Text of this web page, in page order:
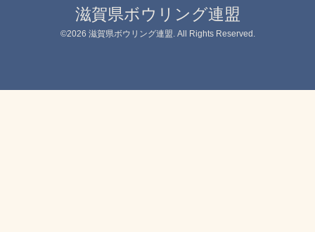
滋賀県ボウリング連盟
©2026 滋賀県ボウリング連盟 . All Rights Reserved.